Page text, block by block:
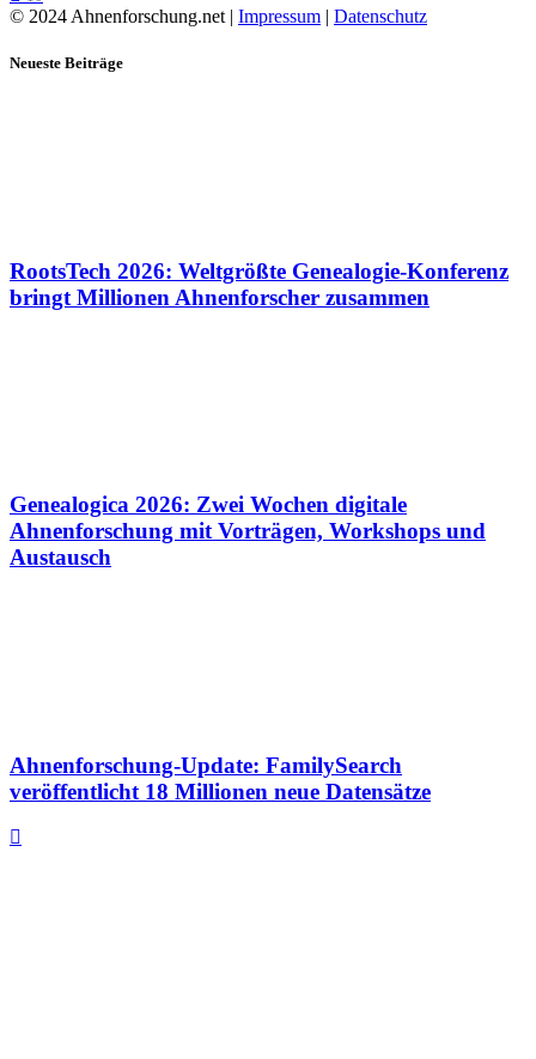
© 2024 Ahnenforschung.net | Impressum | Datenschutz
Neueste Beiträge
RootsTech 2026: Weltgrößte Genealogie-Konferenz
bringt Millionen Ahnenforscher zusammen
Genealogica 2026: Zwei Wochen digitale
Ahnenforschung mit Vorträgen, Workshops und
Austausch
Ahnenforschung-Update: FamilySearch
veröffentlicht 18 Millionen neue Datensätze